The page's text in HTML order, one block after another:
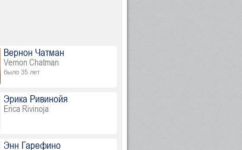
озвучка
Вернон Чатман
Vernon Chatman
было 35 лет
Эрика Ривинойя
Erica Rivinoja
Энн Гарефино